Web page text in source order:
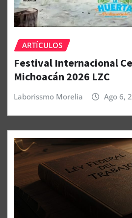
ARTÍCULOS
Festival Internacional
Michoacán 2026 LZC
Laborissmo Morelia Ago 6,